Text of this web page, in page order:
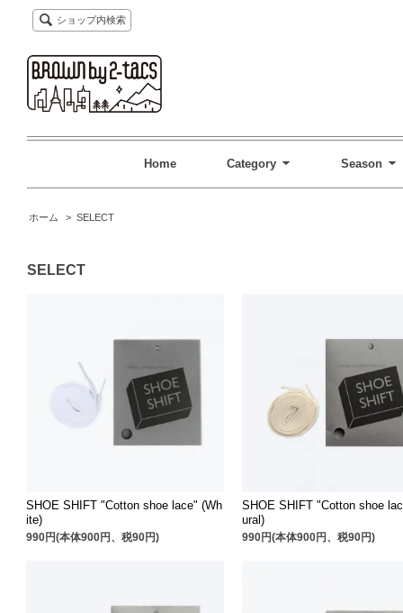
ショップ内検索
Home Category Season
ホーム > SELECT
SELECT
SHOE SHIFT "Cotton shoe lace" (Wh
ite)
990円(本体900円、税90円)
SHOE SHIFT "Cotton shoe
ural)
990円(本体900円、税90円)